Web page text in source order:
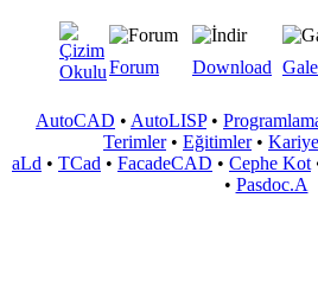
Forum Download
AutoCAD • AutoLISP•
Terimler• Eğitimler•
aLd • TCad • FacadeCAD • Cephe Kot
• Pasdoc.A